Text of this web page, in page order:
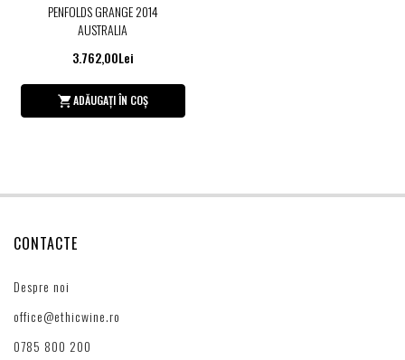
PENFOLDS GRANGE 2014
AUSTRALIA
3.762,00Lei
ADĂUGAȚI ÎN COȘ
CONTACTE
Despre noi
office@ethicwine.ro
0785 800 200